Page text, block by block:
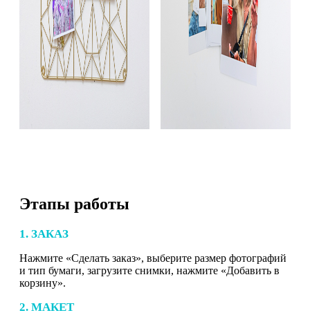
Этапы работы
1. ЗАКАЗ
Нажмите «Сделать заказ», выберите размер фотографий
и тип бумаги, загрузите снимки, нажмите «Добавить в
корзину».
2. МАКЕТ